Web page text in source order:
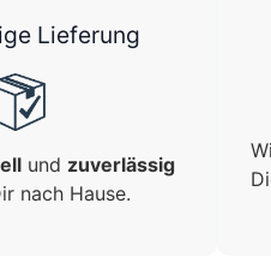
Lieferung
und zuverlässig
nach Hause.